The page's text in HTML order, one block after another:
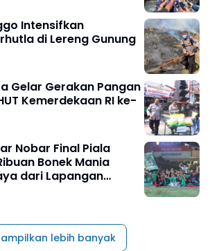
Intensifkan
di Lereng Gunung
Gelar Gerakan Pangan
Kemerdekaan RI ke-
Nobar Final Piala
Bonek Mania
dari Lapangan
lebih banyak